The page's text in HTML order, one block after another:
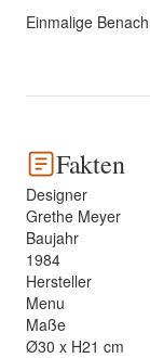
Einmalige
Fakten
Designer
Grethe Meyer
Baujahr
1984
Hersteller
Menu
Maße
Ø30 x H21 cm